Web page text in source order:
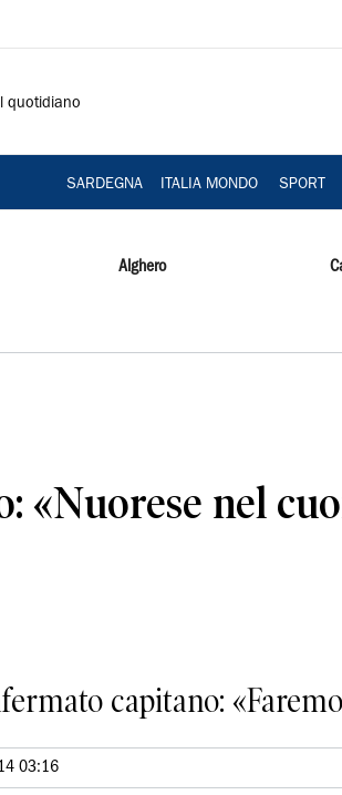
quotidiano
SARDEGNA ITALIA MONDO SPORT
Alghero
«Nuorese nel
capitano:
03:16